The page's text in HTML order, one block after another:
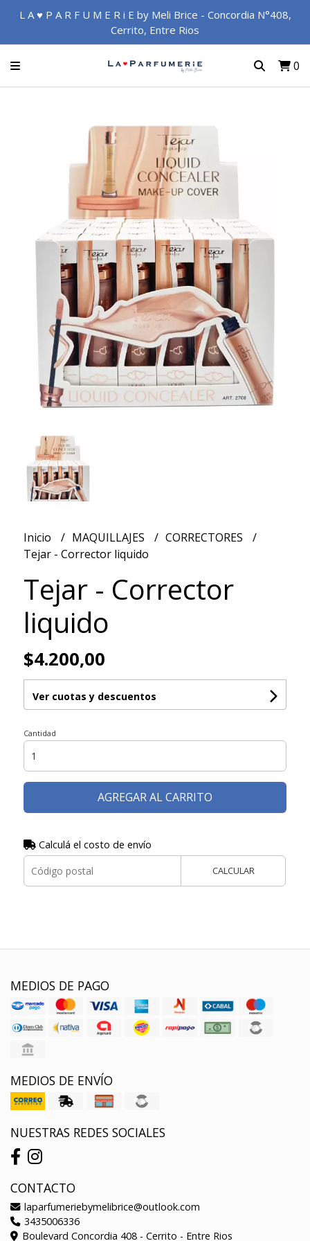
L A ♥ P A R F U M E R i E by Meli Brice - Concordia N°408,
Cerrito, Entre Rios
0
Inicio MAQUILLAJES
CORRECTORES
Tejar - Corrector liquido
Tejar - Corrector
liquido
$4.200,00
Ver cuotas y descuentos
Cantidad
AGREGAR AL CARRITO
Calculá el costo de envío
CALCULAR
MEDIOS DE PAGO
MEDIOS DE ENVÍO
NUESTRAS REDES SOCIALES
CONTACTO
laparfumeriebymelibrice@outlook.com
3435006336
Boulevard Concordia 408 - Cerrito - Entre Rios